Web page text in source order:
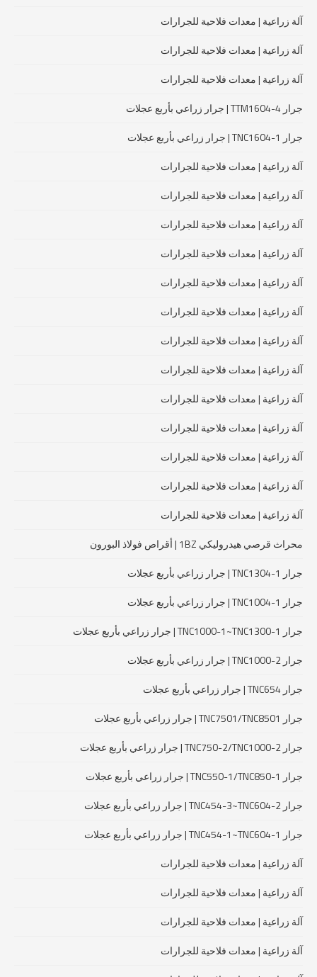
آلة زراعية | معدات فلاحية للجرارات
آلة زراعية | معدات فلاحية للجرارات
آلة زراعية | معدات فلاحية للجرارات
جرار TTM1604-4 | جرار زراعي بأربع عجلات
جرار TNC1604-1 | جرار زراعي بأربع عجلات
آلة زراعية | معدات فلاحية للجرارات
آلة زراعية | معدات فلاحية للجرارات
آلة زراعية | معدات فلاحية للجرارات
آلة زراعية | معدات فلاحية للجرارات
آلة زراعية | معدات فلاحية للجرارات
آلة زراعية | معدات فلاحية للجرارات
آلة زراعية | معدات فلاحية للجرارات
آلة زراعية | معدات فلاحية للجرارات
آلة زراعية | معدات فلاحية للجرارات
آلة زراعية | معدات فلاحية للجرارات
آلة زراعية | معدات فلاحية للجرارات
آلة زراعية | معدات فلاحية للجرارات
آلة زراعية | معدات فلاحية للجرارات
محراث قرصي هيدروليكي 1BZ | أقراص فولاذ البورون
جرار TNC1304-1 | جرار زراعي بأربع عجلات
جرار TNC1004-1 | جرار زراعي بأربع عجلات
جرار TNC1000-1~TNC1300-1 | جرار زراعي بأربع عجلات
جرار TNC1000-2 | جرار زراعي بأربع عجلات
جرار TNC654 | جرار زراعي بأربع عجلات
جرار TNC7501/TNC8501 | جرار زراعي بأربع عجلات
جرار TNC750-2/TNC1000-2 | جرار زراعي بأربع عجلات
جرار TNC550-1/TNC850-1 | جرار زراعي بأربع عجلات
جرار TNC454-3~TNC604-2 | جرار زراعي بأربع عجلات
جرار TNC454-1~TNC604-1 | جرار زراعي بأربع عجلات
آلة زراعية | معدات فلاحية للجرارات
آلة زراعية | معدات فلاحية للجرارات
آلة زراعية | معدات فلاحية للجرارات
آلة زراعية | معدات فلاحية للجرارات